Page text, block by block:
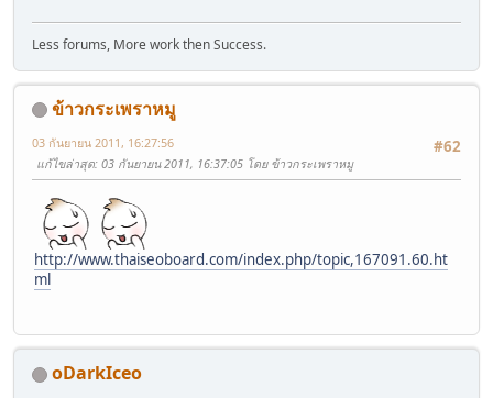
Less forums, More work then Success.
ข้าวกระเพราหมู
#62
03 กันยายน 2011, 16:27:56
แก้ไขล่าสุด: 03 กันยายน 2011, 16:37:05 โดย ข้าวกระเพราหมู
http://www.thaiseoboard.com/index.php/topic,167091.60.ht
ml
oDarkIceo